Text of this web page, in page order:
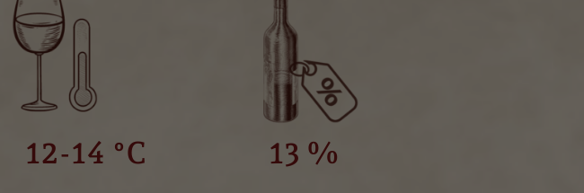
12-14 °C 13 %